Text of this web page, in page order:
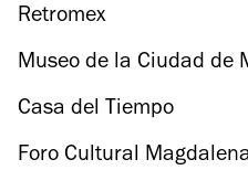
Retromex
Museo de la Ciudad de
Casa del Tiempo
Foro Cultural